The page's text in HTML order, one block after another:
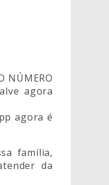
NÚMERO
agora
agora é
família,
da